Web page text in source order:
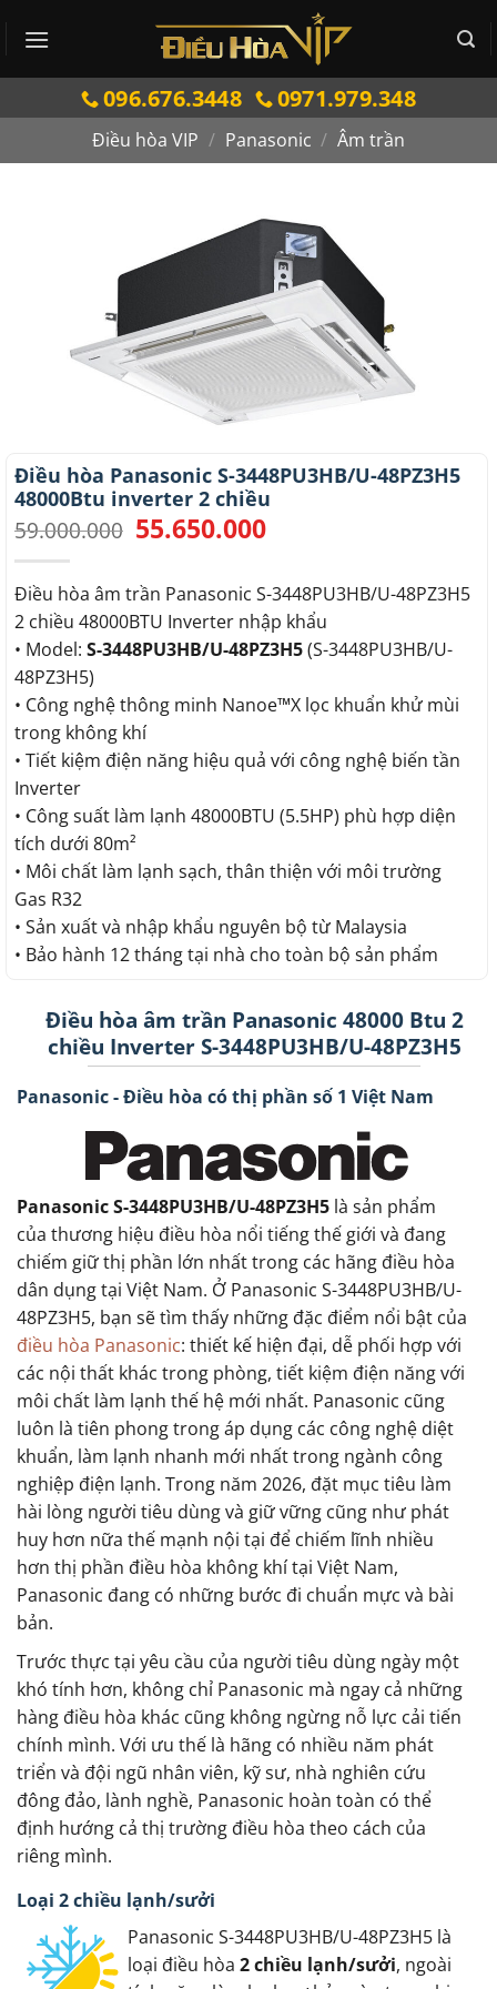
qua
096.676.3448 0971.979.348
Điều hòa VIP / Panasonic / Âm trần
Điều hòa Panasonic S-3448PU3HB/U-48PZ3H5
48000Btu inverter 2 chiều
59.000.000 Giá
gốc
59.000.000.
55.650.000Giá
là:
55.650.000.
Điều hòa âm trần Panasonic S-3448PU3HB/U-48PZ3H5
2 chiều 48000BTU Inverter nhập khẩu
• Model: S-3448PU3HB/U-48PZ3H5(S-3448PU3HB/U-
48PZ3H5)
• Công nghệ thông minh Nanoe™X lọc khuẩn khử mùi
trong không khí
• Tiết kiệm điện năng hiệu quả với công nghệ biến tần
Inverter
• Công suất làm lạnh 48000BTU (5.5HP) phù hợp diện
tích dưới 80m²
• Môi chất làm lạnh sạch, thân thiện với môi trường
Gas R32
• Sản xuất và nhập khẩu nguyên bộ từ Malaysia
• Bảo hành 12 tháng tại nhà cho toàn bộ sản phẩm
Điều hòa âm trần Panasonic 48000 Btu 2
chiều Inverter S-3448PU3HB/U-48PZ3H5
Panasonic - Điều hòa có thị phần số 1 Việt Nam
Panasonic S-3448PU3HB/U-48PZ3H5 là sản phẩm
của thương hiệu điều hòa nổi tiếng thế giới và đang
chiếm giữ thị phần lớn nhất trong các hãng điều hòa
dân dụng tại Việt Nam. Ở Panasonic S-3448PU3HB/U-
48PZ3H5, bạn sẽ tìm thấy những đặc điểm nổi bật của
điều hòa Panasonic: thiết kế hiện đại, dễ phối hợp với
các nội thất khác trong phòng, tiết kiệm điện năng với
môi chất làm lạnh thế hệ mới nhất. Panasonic cũng
luôn là tiên phong trong áp dụng các công nghệ diệt
khuẩn, làm lạnh nhanh mới nhất trong ngành công
nghiệp điện lạnh. Trong năm 2026, đặt mục tiêu làm
hài lòng người tiêu dùng và giữ vững cũng như phát
huy hơn nữa thế mạnh nội tại để chiếm lĩnh nhiều
hơn thị phần điều hòa không khí tại Việt Nam,
Panasonic đang có những bước đi chuẩn mực và bài
bản.
Trước thực tại yêu cầu của người tiêu dùng ngày một
khó tính hơn, không chỉ Panasonic mà ngay cả những
hàng điều hòa khác cũng không ngừng nỗ lực cải tiến
chính mình. Với ưu thế là hãng có nhiều năm phát
triển và đội ngũ nhân viên, kỹ sư, nhà nghiên cứu
đông đảo, lành nghề, Panasonic hoàn toàn có thể
định hướng cả thị trường điều hòa theo cách của
riêng mình.
Loại 2 chiều lạnh/sưởi
Panasonic S-3448PU3HB/U-48PZ3H5 là
loại điều hòa 2 chiều lạnh/sưởi, ngoài